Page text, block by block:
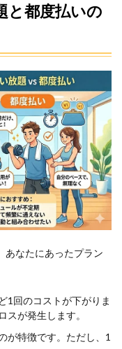
と都度払いの
あなたにあったプラン
1回のコストが下がりま
が発生します。
が特徴です。ただし、1